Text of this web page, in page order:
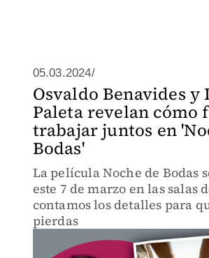
05.03.2024/
Osvaldo Benavides
Paleta revelan cómo
trabajar juntos en
Bodas'
La película Noche de Bodas
este 7 de marzo en las salas
contamos los detalles para
pierdas